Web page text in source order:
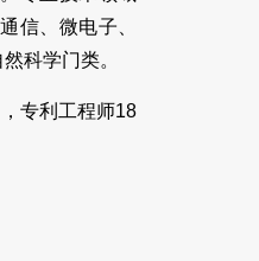
信、微电子、
科学门类。
专利工程师18